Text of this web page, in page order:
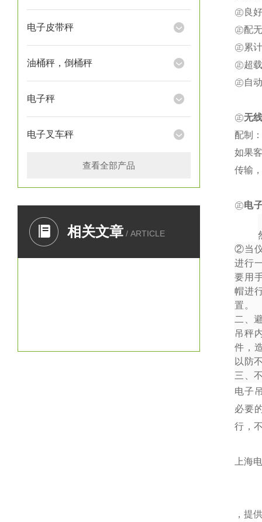
电子皮带秤
油桶秤，倒桶秤
电子秤
电子叉车秤
查看全部产品
相关文章 / ARTICLE
㊣良
㊣配
㊣累
㊣超
㊣自
㊣无
配制
如果
传输
㊣电
②当
进行
要用
帽进
置。
二、
吊秤
件，
以防
三、
电子
必要
行，
上海
，提